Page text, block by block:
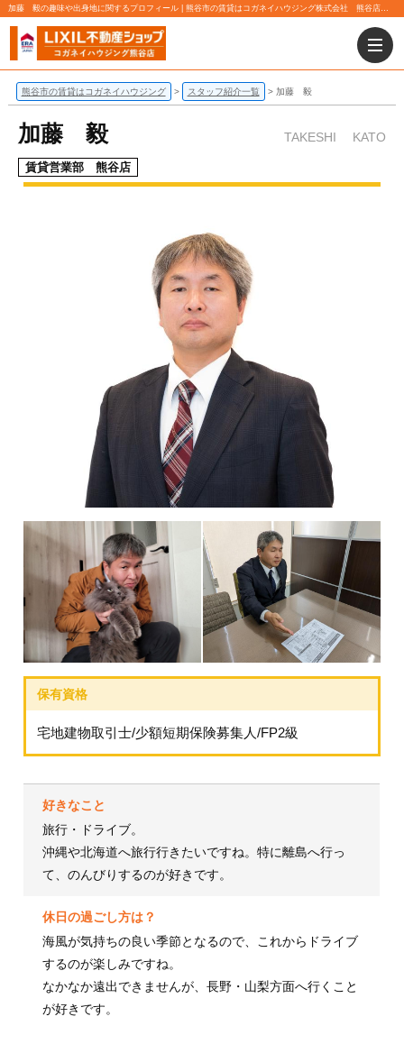
加藤 毅の趣味や出身地に関するプロフィール | 熊谷市の賃貸はコガネイハウジング株式会社 熊谷店にお任せ下さい！
熊谷市の賃貸はコガネイハウジング スタッフ紹介一覧 加藤 毅
加藤 毅 TAKESHI KATO
賃貸営業部 熊谷店
宅地建物取引士/少額短期保険募集人/FP2級
好きなこと
旅行・ドライブ。
沖縄や北海道へ旅行行きたいですね。特に離島へ行っ
て、のんびりするのが好きです。
休日の過ごし方は？
海風が気持ちの良い季節となるので、これからドライブ
するのが楽しみですね。
なかなか遠出できませんが、長野・山梨方面へ行くこと
が好きです。